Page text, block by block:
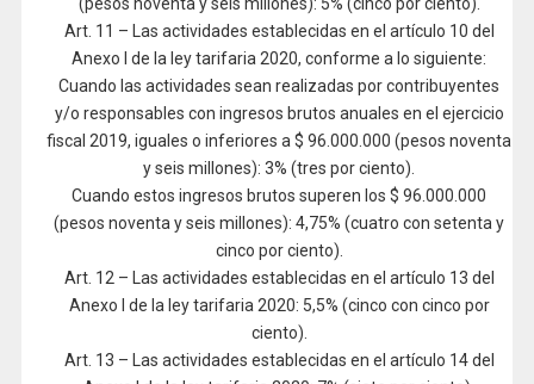
Art. 11 – Las actividades establecidas en el artículo 10 del
Anexo I de la ley tarifaria 2020, conforme a lo siguiente:
Cuando las actividades sean realizadas por contribuyentes
y/o responsables con ingresos brutos anuales en el ejercicio
fiscal 2019, iguales o inferiores a $ 96.000.000 (pesos noventa
y seis millones): 3% (tres por ciento).
Cuando estos ingresos brutos superen los $ 96.000.000
(pesos noventa y seis millones): 4,75% (cuatro con setenta y
cinco por ciento).
Art. 12 – Las actividades establecidas en el artículo 13 del
Anexo I de la ley tarifaria 2020: 5,5% (cinco con cinco por
ciento).
Art. 13 – Las actividades establecidas en el artículo 14 del